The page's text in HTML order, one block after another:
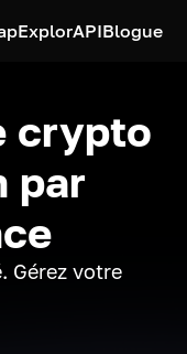
ExplorAPIBlogue
crypto
par
Gérez votre